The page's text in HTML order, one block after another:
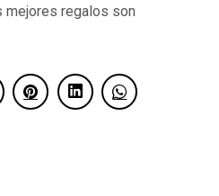
mejores regalos son